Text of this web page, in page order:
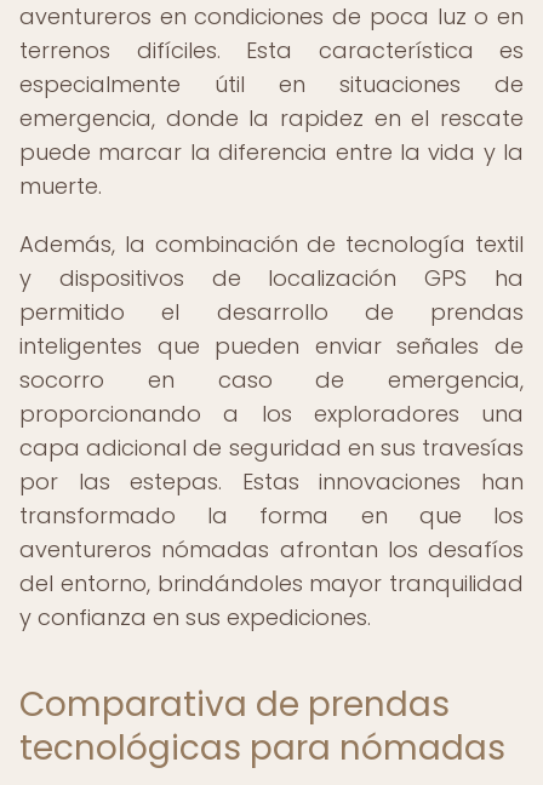
aventureros en condiciones de poca luz o en
terrenos difíciles. Esta característica es
especialmente útil en situaciones de
emergencia, donde la rapidez en el rescate
puede marcar la diferencia entre la vida y la
muerte.
Además, la combinación de tecnología textil
y dispositivos de localización GPS ha
permitido el desarrollo de prendas
inteligentes que pueden enviar señales de
socorro en caso de emergencia,
proporcionando a los exploradores una
capa adicional de seguridad en sus travesías
por las estepas. Estas innovaciones han
transformado la forma en que los
aventureros nómadas afrontan los desafíos
del entorno, brindándoles mayor tranquilidad
y confianza en sus expediciones.
Comparativa de prendas
tecnológicas para nómadas